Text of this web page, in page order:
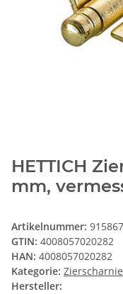
HETTICH
mm,
Artikelnummer:
GTIN: 4008057020282
HAN: 4008057020282
Kategorie:
Hersteller: